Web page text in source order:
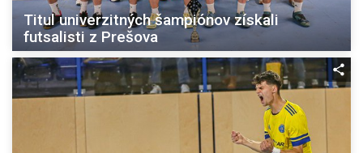
Titul univerzitných šampiónov získali
futsalisti z Prešova